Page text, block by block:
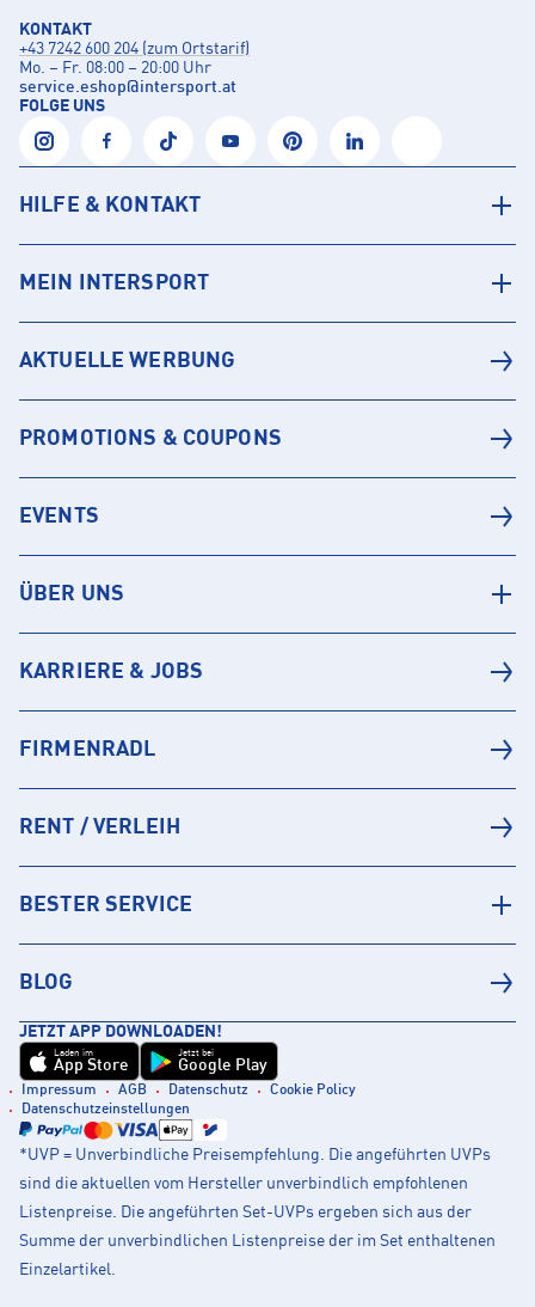
KONTAKT
+43 7242 600 204 (zum Ortstarif)
Mo. – Fr. 08:00 – 20:00 Uhr
service.eshop@intersport.at
FOLGE UNS
HILFE & KONTAKT
MEIN INTERSPORT
AKTUELLE WERBUNG
PROMOTIONS & COUPONS
EVENTS
ÜBER UNS
KARRIERE & JOBS
FIRMENRADL
RENT / VERLEIH
BESTER SERVICE
BLOG
JETZT APP DOWNLOADEN!
Laden im
App Store
Jetzt bei
Google Play
Impressum AGB Datenschutz
Cookie Policy
Datenschutzeinstellungen
*UVP = Unverbindliche Preisempfehlung. Die angeführten UVPs
sind die aktuellen vom Hersteller unverbindlich empfohlenen
Listenpreise. Die angeführten Set-UVPs ergeben sich aus der
Summe der unverbindlichen Listenpreise der im Set enthaltenen
Einzelartikel.